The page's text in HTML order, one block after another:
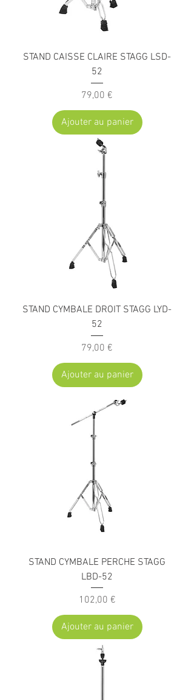
STAND CAISSE CLAIRE STAGG LSD-
52
Prix
79,00 €
Ajouter au panier
STAND CYMBALE DROIT STAGG LYD-
52
Prix
79,00 €
Ajouter au panier
STAND CYMBALE PERCHE STAGG
LBD-52
Prix
102,00 €
Ajouter au panier